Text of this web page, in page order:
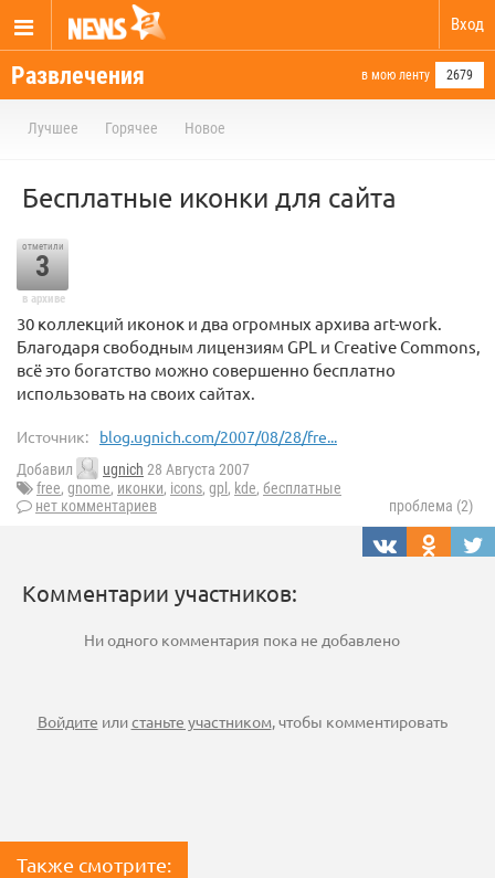
Вход
Развлечения в мою ленту 2679
Лучшее Горячее Новое
Бесплатные иконки для сайта
отметили
3
в архиве
30 коллекций иконок и два огромных архива art-work.
Благодаря свободным лицензиям GPL и Creative Commons,
всё это богатство можно совершенно бесплатно
использовать на своих сайтах.
Источник: blog.ugnich.com/2007/08/28/fre...
Добавил ugnich 28 Августа 2007
free, gnome, иконки, icons, gpl , kde, бесплатные
нет комментариев
проблема (2)
Комментарии участников:
Ни одного комментария пока не добавлено
Войдите илистаньте участником, чтобы комментировать
Также смотрите: